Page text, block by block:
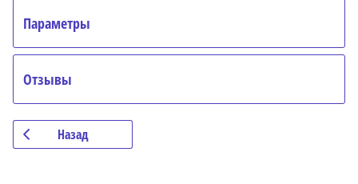
Параметры
Отзывы
Назад